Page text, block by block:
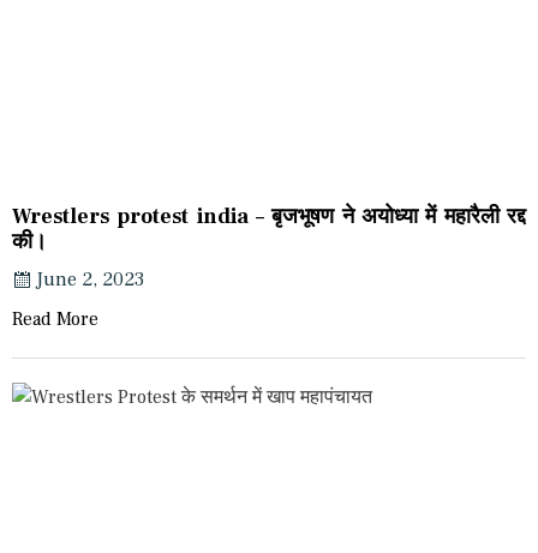
Wrestlers protest india – बृजभूषण ने अयोध्या में महारैली रद्द
की।
June 2, 2023
Read More